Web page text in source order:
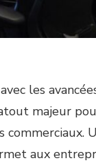
les
majeur
aux